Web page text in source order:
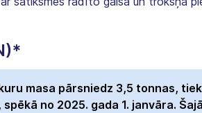
masa pārsniedz 3,5 tonnas, tiek
no 2025. gada 1. janvāra.